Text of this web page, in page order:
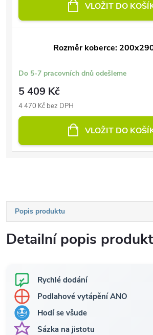
VLOŽIT DO
Rozměr koberce:
Do 5-7 pracovních dnů odešleme
5 409 Kč
4 470 Kč bez DPH
VLOŽIT DO
Popis produktu
Detailní popis
Rychlé dodání
Podlahové vytápění ANO
Hodí se všude
Sázka na jistotu